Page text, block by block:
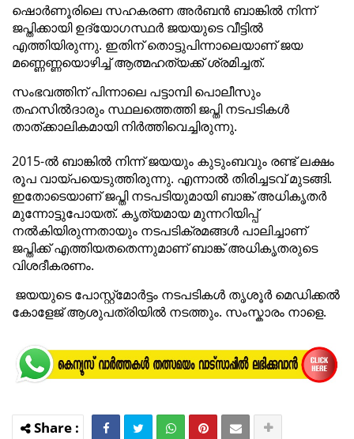
ഷൊര്‍ണൂരിലെ സഹകരണ അര്‍ബന്‍ ബാങ്കില്‍ നിന്ന്
ജപ്തിക്കായി ഉദ്യോഗസ്ഥര്‍ ജയയുടെ വീട്ടില്‍
എത്തിയിരുന്നു. ഇതിന് തൊട്ടുപിന്നാലെയാണ് ജയ
മണ്ണെണ്ണയൊഴിച്ച് ആത്മഹത്യക്ക് ശ്രമിച്ചത്.
സംഭവത്തിന് പിന്നാലെ പട്ടാമ്പി പൊലീസും
തഹസില്‍ദാരും സ്ഥലത്തെത്തി ജപ്തി നടപടികള്‍
താത്ക്കാലികമായി നിര്‍ത്തിവെച്ചിരുന്നു.
2015-ല്‍ ബാങ്കില്‍ നിന്ന് ജയയും കുടുംബവും രണ്ട് ലക്ഷം
രൂപ വായ്പയെടുത്തിരുന്നു. എന്നാല്‍ തിരിച്ചടവ് മുടങ്ങി.
ഇതോടെയാണ് ജപ്തി നടപടിയുമായി ബാങ്ക് അധികൃതര്‍
മുന്നോട്ടുപോയത്. കൃത്യമായ മുന്നറിയിപ്പ്
നല്‍കിയിരുന്നതായും നടപടിക്രമങ്ങള്‍ പാലിച്ചാണ്
ജപ്തിക്ക് എത്തിയതതെന്നുമാണ് ബാങ്ക് അധികൃതരുടെ
വിശദീകരണം.
ജയയുടെ പോസ്റ്റ്മോർട്ടം നടപടികൾ തൃശൂർ മെഡിക്കൽ
കോളേജ് ആശുപത്രിയിൽ നടത്തും. സംസ്കാരം നാളെ.